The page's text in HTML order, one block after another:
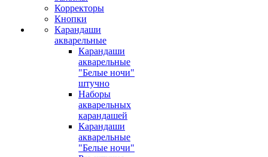
Корректоры
Кнопки
Карандаши
акварельные
Карандаши
акварельные
"Белые ночи"
штучно
Наборы
акварельных
карандашей
Карандаши
акварельные
"Белые ночи"